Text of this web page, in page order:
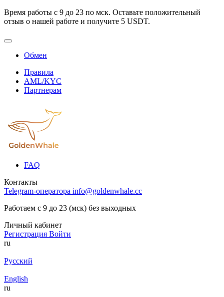
Время работы с 9 до 23 по мск. Оставьте положительный
отзыв о нашей работе и получите 5 USDT.
Обмен
Правила
AML/KYC
Партнерам
FAQ
Контакты
Telegram-оператора info@goldenwhale.cc
Работаем с 9 до 23 (мск) без выходных
Личный кабинет
Регистрация Войти
ru
Русский
English
ru